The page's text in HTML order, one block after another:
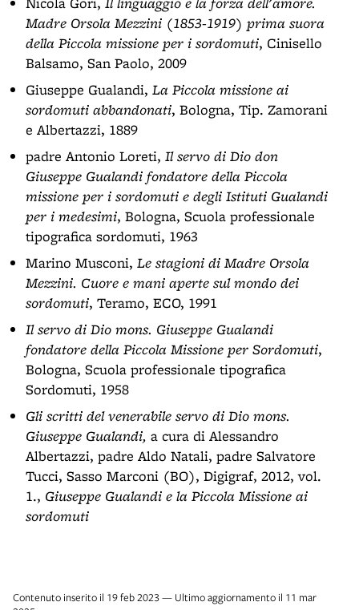
Madre Orsola Mezzini (1853-1919) prima suora
della Piccola missione per i sordomuti, Cinisello
Balsamo, San Paolo, 2009
Giuseppe Gualandi, La Piccola missione ai
sordomuti abbandonati, Bologna, Tip. Zamorani
e Albertazzi, 1889
padre Antonio Loreti, Il servo di Dio don
Giuseppe Gualandi fondatore della Piccola
missione per i sordomuti e degli Istituti Gualandi
per i medesimi, Bologna, Scuola professionale
tipografica sordomuti, 1963
Marino Musconi, Le stagioni di Madre Orsola
Mezzini. Cuore e mani aperte sul mondo dei
sordomuti, Teramo, ECO, 1991
Il servo di Dio mons. Giuseppe Gualandi
fondatore della Piccola Missione per Sordomuti,
Bologna, Scuola professionale tipografica
Sordomuti, 1958
Gli scritti del venerabile servo di Dio mons.
Giuseppe Gualandi, a cura di Alessandro
Albertazzi, padre Aldo Natali, padre Salvatore
Tucci, Sasso Marconi (BO), Digigraf, 2012, vol.
1., Giuseppe Gualandi e la Piccola Missione ai
sordomuti
Contenuto inserito il 19 feb 2023 — Ultimo aggiornamento il 11 mar